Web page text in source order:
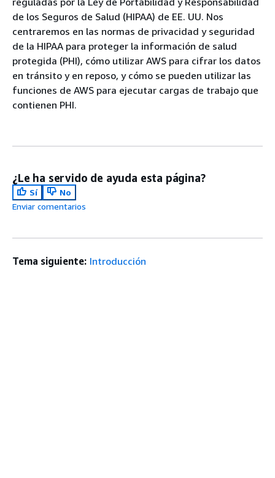
de los Seguros de Salud (HIPAA) de EE. UU. Nos
centraremos en las normas de privacidad y seguridad
de la HIPAA para proteger la información de salud
protegida (PHI), cómo utilizar AWS para cifrar los datos
en tránsito y en reposo, y cómo se pueden utilizar las
funciones de AWS para ejecutar cargas de trabajo que
contienen PHI.
¿Le ha servido de ayuda esta página?
Sí
No
Enviar comentarios
Tema siguiente: Introducción